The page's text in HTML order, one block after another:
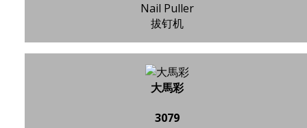
Nail Puller
拔钉机
大馬彩
3079